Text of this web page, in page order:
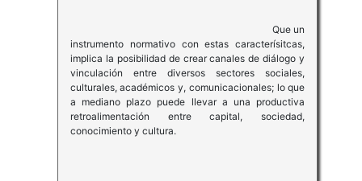
Que un
instrumento normativo con estas caracterísitcas,
implica la posibilidad de crear canales de diálogo y
vinculación entre diversos sectores sociales,
culturales, académicos y, comunicacionales; lo que
a mediano plazo puede llevar a una productiva
retroalimentación entre capital, sociedad,
conocimiento y cultura.